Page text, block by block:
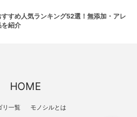
すすめ人気ランキング52選！無添加・アレ
を紹介
HOME
リ一覧 モノシルとは